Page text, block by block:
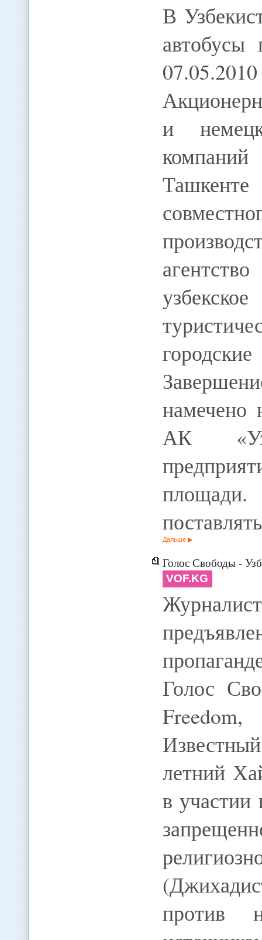
В
автобусы
и
намечено
АК
Дальше
Голос Свободы - Узбекистан -
VOF.KG
Голос
летний
в участии
против